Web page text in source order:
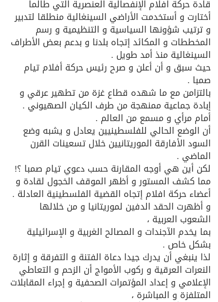
قادة حركة افلام الإنفصالية العنصرية التي طالما
أختارت و أستخدمت الأراضي السينغالية منطلقا لتدبير
و ترتيب شؤونها السياسية و التنظيمية و رسم
المخططات و المكائد إتجاه بلدنا و بدعم بعض الأطراف
السينغالية منذ أمد طويل .
حيث سبق و أن أعلن و صرح رئيس حركة أفلام تيام
صمبا .
بالتزامن مع ما شهده قطاع غزة من تطهير عرقي و
إبادة جماعية ممنهجة من طرف الكيان الصهيوني .
أمام مرأي و مسمع من العالم .
أن الوضع الحالي للفلسطينيين يعادل و يشبه وضع
السود الأفارقة الموريتانيين خلال تسعينات القرن
الماضي .
لكن أين هي أوجه المقارنة حسب دعوي تيام صمبا ؟!
مما كشف المستور و أظهر الموقف الخجول لقادة و
أعضاء حركة افلام إتجاه القضية الفلسطينية العادلة .
و أظهرت الحقد الدفين لموريتانيا و من خلالها
الشعوب العربية ،
بما يخدم الآجندات و المصالح الغربية و الإسرائيلية
بشكل خاص .
لذا ينبغي أن يدرك جيدا دعاة الفتنة و التفرقة و إثارة
النعرات العرقية و ركوب الأمواج أن الزحم و التعاطي
الإعلامي و إعداد المؤتمرات الصحفية و إجراء المقابلات
المتلفزة و المباشرة ،